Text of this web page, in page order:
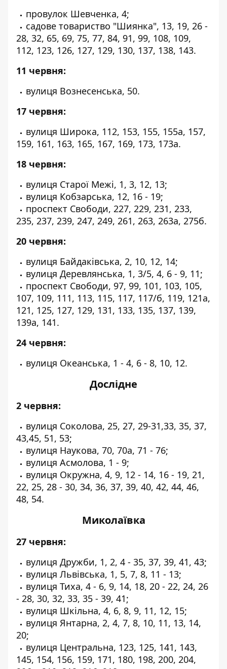
провулок Шевченка, 4;
садове товариство "Шиянка", 13, 19, 26 -
28, 32, 65, 69, 75, 77, 84, 91, 99, 108, 109,
112, 123, 126, 127, 129, 130, 137, 138, 143.
11 червня:
вулиця Вознесенська, 50.
17 червня:
вулиця Широка, 112, 153, 155, 155а, 157,
159, 161, 163, 165, 167, 169, 173, 173а.
18 червня:
вулиця Старої Межі, 1, 3, 12, 13;
вулиця Кобзарська, 12, 16 - 19;
проспект Свободи, 227, 229, 231, 233,
235, 237, 239, 247, 249, 261, 263, 263а, 275б.
20 червня:
вулиця Байдаківська, 2, 10, 12, 14;
вулиця Деревлянська, 1, 3/5, 4, 6 - 9, 11;
проспект Свободи, 97, 99, 101, 103, 105,
107, 109, 111, 113, 115, 117, 117/б, 119, 121а,
121, 125, 127, 129, 131, 133, 135, 137, 139,
139а, 141.
24 червня:
вулиця Океанська, 1 - 4, 6 - 8, 10, 12.
Дослідне
2 червня:
вулиця Соколова, 25, 27, 29-31,33, 35, 37,
43,45, 51, 53;
вулиця Наукова, 70, 70а, 71 - 76;
вулиця Асмолова, 1 - 9;
вулиця Окружна, 4, 9, 12 - 14, 16 - 19, 21,
22, 25, 28 - 30, 34, 36, 37, 39, 40, 42, 44, 46,
48, 54.
Миколаївка
27 червня:
вулиця Дружби, 1, 2, 4 - 35, 37, 39, 41, 43;
вулиця Львівська, 1, 5, 7, 8, 11 - 13;
вулиця Тиха, 4 - 6, 9, 14, 18, 20 - 22, 24, 26
- 28, 30, 32, 33, 35 - 39, 41;
вулиця Шкільна, 4, 6, 8, 9, 11, 12, 15;
вулиця Янтарна, 2, 4, 7, 8, 10, 11, 13, 14,
20;
вулиця Центральна, 123, 125, 141, 143,
145, 154, 156, 159, 171, 180, 198, 200, 204,